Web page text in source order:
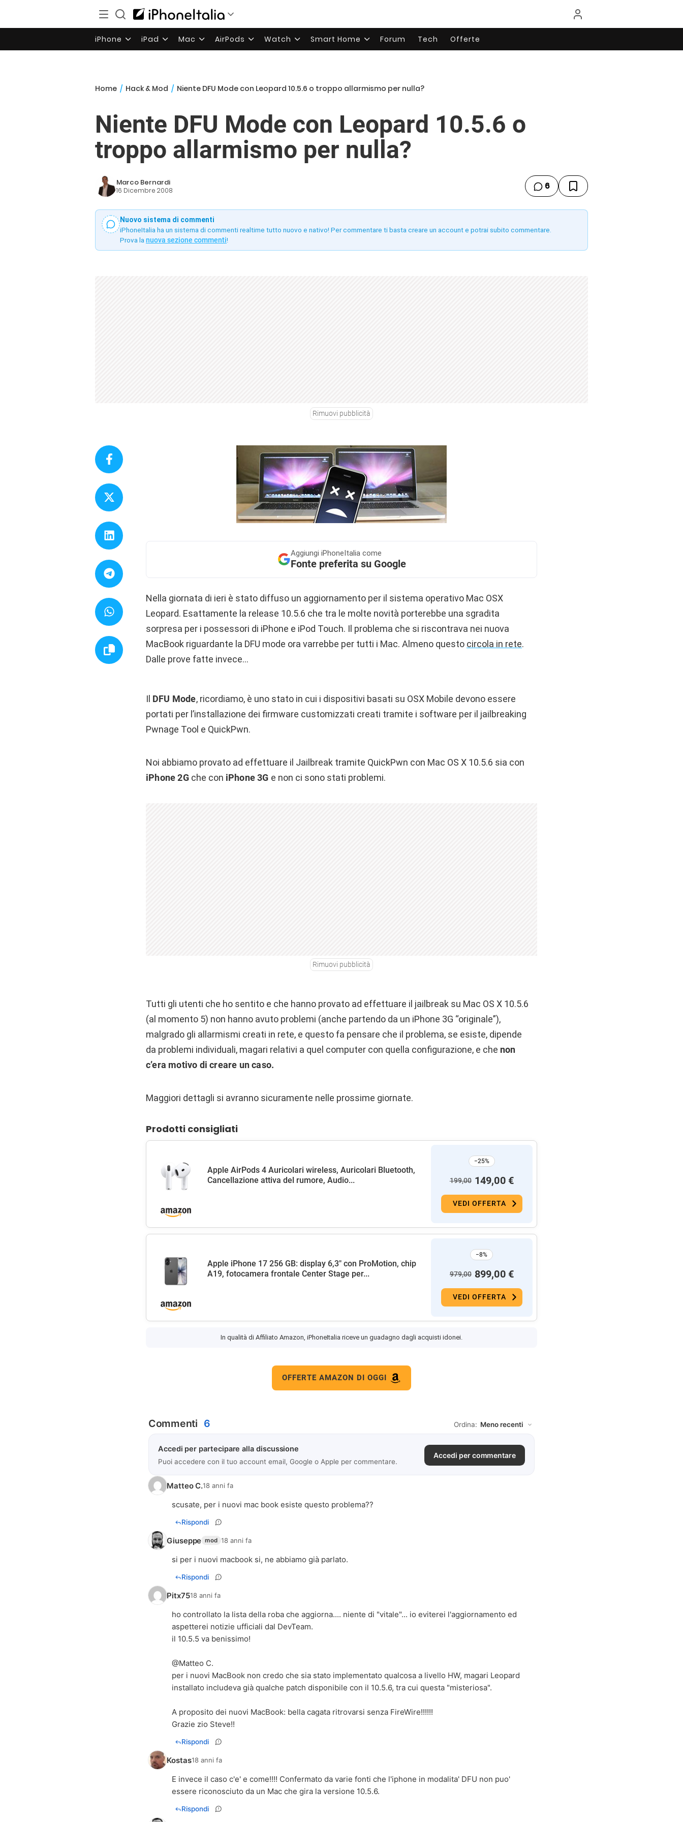
iPhone iPad Mac AirPods Watch Smart Home Forum Tech Offerte
Home / Hack & Mod / Niente DFU Mode con Leopard 10.5.6 o troppo allarmismo per nulla?
Niente DFU Mode con Leopard 10.5.6 o
troppo allarmismo per nulla?
Marco Bernardi
16 Dicembre 2008 6
Nuovo sistema di commenti
iPhoneItalia ha un sistema di commenti realtime tutto nuovo e nativo! Per commentare ti basta creare un account e potrai subito commentare.
Prova la nuova sezione commenti!
Rimuovi pubblicità
Aggiungi iPhoneItalia come
Fonte preferita su Google
Nella giornata di ieri è stato diffuso un aggiornamento per il sistema operativo Mac OSX
Leopard. Esattamente la release 10.5.6 che tra le molte novità porterebbe una sgradita
sorpresa per i possessori di iPhone e iPod Touch. Il problema che si riscontrava nei nuova
MacBook riguardante la DFU mode ora varrebbe per tutti i Mac. Almeno questo circola in rete.
Dalle prove fatte invece…
Il DFU Mode, ricordiamo, è uno stato in cui i dispositivi basati su OSX Mobile devono essere
portati per l’installazione dei firmware customizzati creati tramite i software per il jailbreaking
Pwnage Tool e QuickPwn.
Noi abbiamo provato ad effettuare il Jailbreak tramite QuickPwn con Mac OS X 10.5.6 sia con
iPhone 2Gche con iPhone 3G e non ci sono stati problemi.
Rimuovi pubblicità
Tutti gli utenti che ho sentito e che hanno provato ad effettuare il jailbreak su Mac OS X 10.5.6
(al momento 5) non hanno avuto problemi (anche partendo da un iPhone 3G “originale”),
malgrado gli allarmismi creati in rete, e questo fa pensare che il problema, se esiste, dipende
da problemi individuali, magari relativi a quel computer con quella configurazione, e che non
c’era motivo di creare un caso.
Maggiori dettagli si avranno sicuramente nelle prossime giornate.
Prodotti consigliati
Apple AirPods 4 Auricolari wireless, Auricolari Bluetooth,
Cancellazione attiva del rumore, Audio...
−25%
199,00 149,00 €
VEDI OFFERTA
Apple iPhone 17 256 GB: display 6,3" con ProMotion, chip
A19, fotocamera frontale Center Stage per...
−8%
979,00 899,00 €
VEDI OFFERTA
In qualità di Affiliato Amazon, iPhoneItalia riceve un guadagno dagli acquisti idonei.
OFFERTE AMAZON DI OGGI
Commenti 6 Ordina:
Accedi per partecipare alla discussione
Puoi accedere con il tuo account email, Google o Apple per commentare.
Accedi per commentare
Matteo C.18 anni fa
scusate, per i nuovi mac book esiste questo problema??
Rispondi
Giuseppe mod 18 anni fa
si per i nuovi macbook si, ne abbiamo già parlato.
Rispondi
Pitx7518 anni fa
ho controllato la lista della roba che aggiorna.... niente di "vitale"... io eviterei l'aggiornamento ed
aspetterei notizie ufficiali dal DevTeam.
il 10.5.5 va benissimo!
@Matteo C.
per i nuovi MacBook non credo che sia stato implementato qualcosa a livello HW, magari Leopard
installato includeva già qualche patch disponibile con il 10.5.6, tra cui questa "misteriosa".
A proposito dei nuovi MacBook: bella cagata ritrovarsi senza FireWire!!!!!!
Grazie zio Steve!!
Rispondi
Kostas18 anni fa
E invece il caso c'e' e come!!!! Confermato da varie fonti che l'iphone in modalita' DFU non puo'
essere riconosciuto da un Mac che gira la versione 10.5.6.
Rispondi